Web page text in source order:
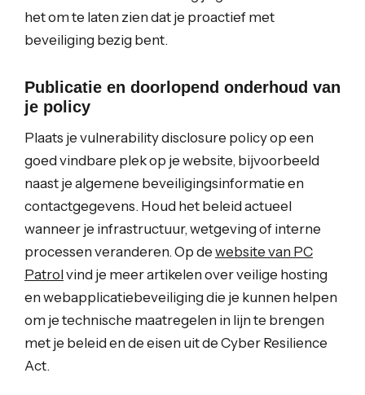
het om te laten zien dat je proactief met
beveiliging bezig bent.
Publicatie en doorlopend onderhoud van
je policy
Plaats je vulnerability disclosure policy op een
goed vindbare plek op je website, bijvoorbeeld
naast je algemene beveiligingsinformatie en
contactgegevens. Houd het beleid actueel
wanneer je infrastructuur, wetgeving of interne
processen veranderen. Op de website van PC
Patrolvind je meer artikelen over veilige hosting
en webapplicatiebeveiliging die je kunnen helpen
om je technische maatregelen in lijn te brengen
met je beleid en de eisen uit de Cyber Resilience
Act.